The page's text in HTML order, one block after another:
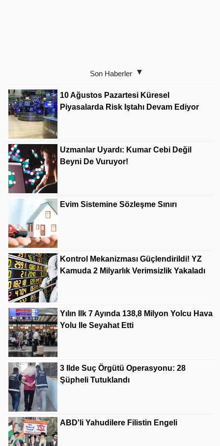
Son Haberler
10 Ağustos Pazartesi Küresel
Piyasalarda Risk Iştahı Devam Ediyor
Uzmanlar Uyardı: Kumar Cebi Değil
Beyni De Vuruyor!
Evim Sistemine Sözleşme Sınırı
Kontrol Mekanizması Güçlendirildi! YZ
Kamuda 2 Milyarlık Verimsizlik Yakaladı
Yılın Ilk 7 Ayında 138,8 Milyon Yolcu Hava
Yolu Ile Seyahat Etti
3 Ilde Suç Örgütü Operasyonu: 28
Şüpheli Tutuklandı
ABD'li Yahudilere Filistin Engeli